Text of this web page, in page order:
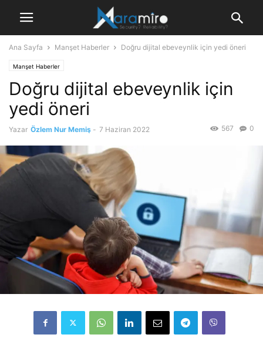
Ana Sayfa Manşet Haberler Doğru dijital ebeveynlik için yedi öneri
Manşet Haberler
Doğru dijital ebeveynlik için
yedi öneri
Yazar Özlem Nur Memiş - 7 Haziran 2022 0
567